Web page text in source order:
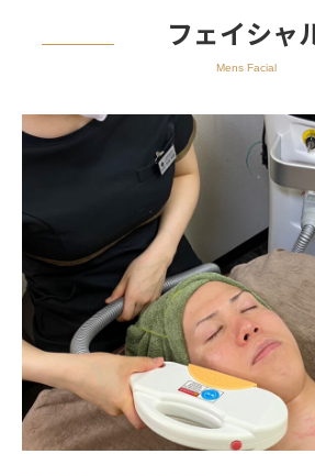
フェイシャ